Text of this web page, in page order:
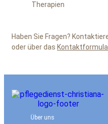
Therapien
Haben Sie Fragen?
oder über das
Über uns